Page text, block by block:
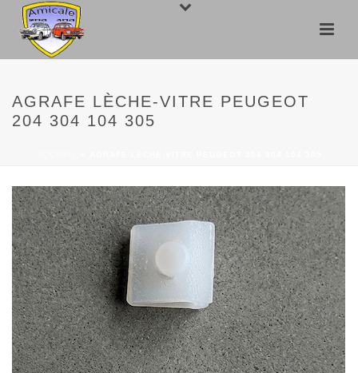
AGRAFE LÈCHE-VITRE PEUGEOT
204 304 104 305